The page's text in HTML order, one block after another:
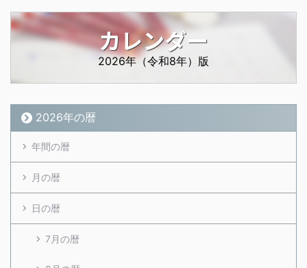
カレンダー
2026年（令和8年）版
2026年の暦
年間の暦
月の暦
日の暦
7月の暦